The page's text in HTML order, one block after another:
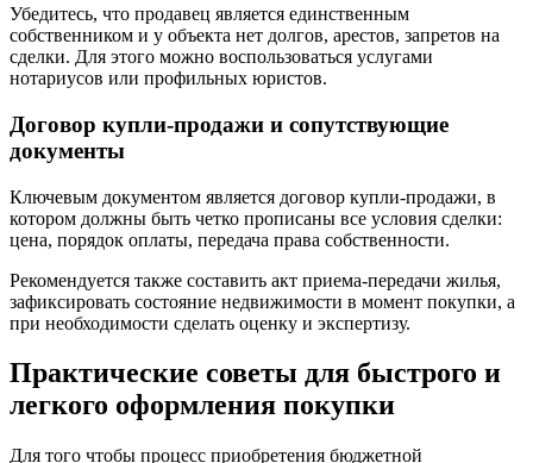
Убедитесь, что продавец является единственным
собственником и у объекта нет долгов, арестов, запретов на
сделки. Для этого можно воспользоваться услугами
нотариусов или профильных юристов.
Договор купли-продажи и сопутствующие
документы
Ключевым документом является договор купли-продажи, в
котором должны быть четко прописаны все условия сделки:
цена, порядок оплаты, передача права собственности.
Рекомендуется также составить акт приема-передачи жилья,
зафиксировать состояние недвижимости в момент покупки, а
при необходимости сделать оценку и экспертизу.
Практические советы для быстрого и
легкого оформления покупки
Для того чтобы процесс приобретения бюджетной